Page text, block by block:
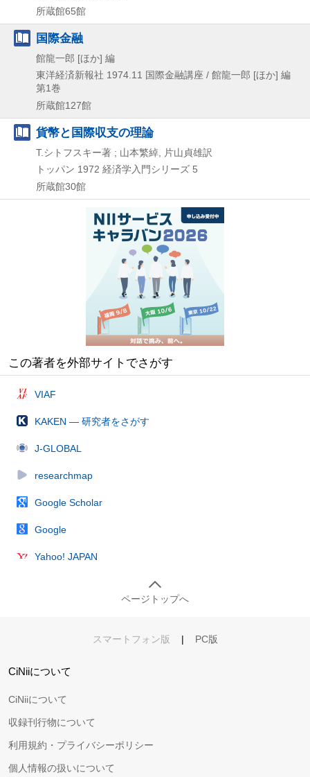
所蔵館65館
国際金融
館龍一郎 [ほか] 編
東洋経済新報社 1974.11 国際金融講座 / 館龍一郎 [ほか] 編
第1巻
所蔵館127館
貨幣と国際収支の理論
T.シトフスキー著 ; 山本繁綽, 片山貞雄訳
トッパン 1972 経済学入門シリーズ 5
所蔵館30館
この著者を外部サイトでさがす
VIAF
KAKEN — 研究者をさがす
J-GLOBAL
researchmap
Google Scholar
Google
Yahoo! JAPAN
ページトップへ
スマートフォン版 | PC版
CiNiiについて
CiNiiについて
収録刊行物について
利用規約・プライバシーポリシー
個人情報の扱いについて